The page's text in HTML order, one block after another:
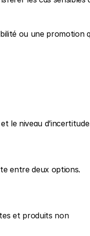
ou une promotion
le niveau
entre deux options.
et produits non